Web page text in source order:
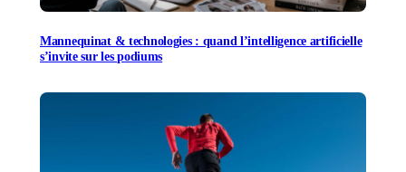
Mannequinat & technologies : quand l’intelligence artificielle
s’invite sur les podiums